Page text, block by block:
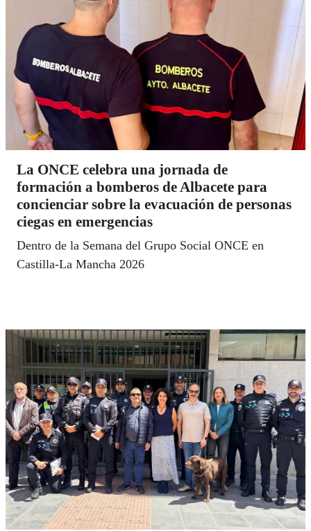
La ONCE celebra una jornada de
formación a bomberos de Albacete para
concienciar sobre la evacuación de personas
ciegas en emergencias
Dentro de la Semana del Grupo Social ONCE en
Castilla-La Mancha 2026